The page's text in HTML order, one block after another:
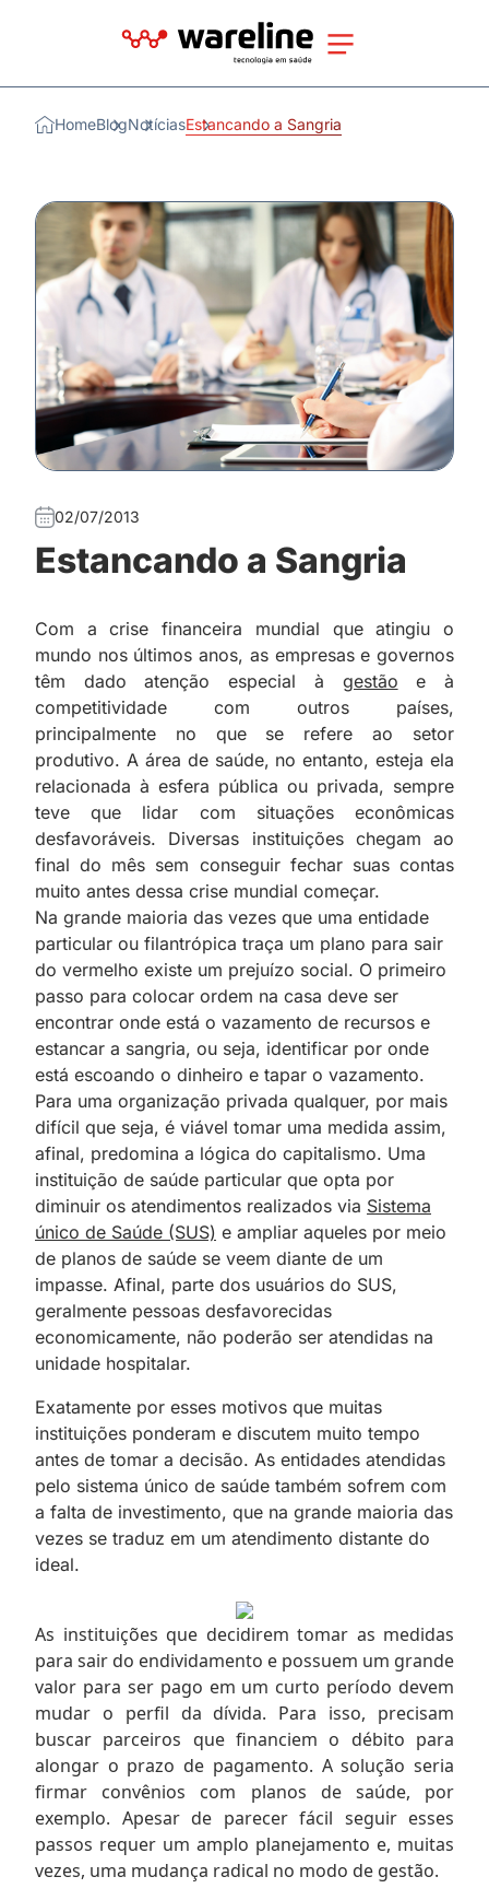
HomeBlogNotíciasEstancando a Sangria
02/07/2013
Estancando a Sangria
Com a crise financeira mundial que atingiu o
mundo nos últimos anos, as empresas e governos
têm dado atenção especial à gestão e à
competitividade com outros países,
principalmente no que se refere ao setor
produtivo. A área de saúde, no entanto, esteja ela
relacionada à esfera pública ou privada, sempre
teve que lidar com situações econômicas
desfavoráveis. Diversas instituições chegam ao
final do mês sem conseguir fechar suas contas
muito antes dessa crise mundial começar.
Na grande maioria das vezes que uma entidade
particular ou filantrópica traça um plano para sair
do vermelho existe um prejuízo social. O primeiro
passo para colocar ordem na casa deve ser
encontrar onde está o vazamento de recursos e
estancar a sangria, ou seja, identificar por onde
está escoando o dinheiro e tapar o vazamento.
Para uma organização privada qualquer, por mais
difícil que seja, é viável tomar uma medida assim,
afinal, predomina a lógica do capitalismo. Uma
instituição de saúde particular que opta por
diminuir os atendimentos realizados via Sistema
único de Saúde (SUS) e ampliar aqueles por meio
de planos de saúde se veem diante de um
impasse. Afinal, parte dos usuários do SUS,
geralmente pessoas desfavorecidas
economicamente, não poderão ser atendidas na
unidade hospitalar.
Exatamente por esses motivos que muitas
instituições ponderam e discutem muito tempo
antes de tomar a decisão. As entidades atendidas
pelo sistema único de saúde também sofrem com
a falta de investimento, que na grande maioria das
vezes se traduz em um atendimento distante do
ideal.
As instituições que decidirem tomar as medidas
para sair do endividamento e possuem um grande
valor para ser pago em um curto período devem
mudar o perfil da dívida. Para isso, precisam
buscar parceiros que financiem o débito para
alongar o prazo de pagamento. A solução seria
firmar convênios com planos de saúde, por
exemplo. Apesar de parecer fácil seguir esses
passos requer um amplo planejamento e, muitas
vezes, uma mudança radical no modo de gestão.